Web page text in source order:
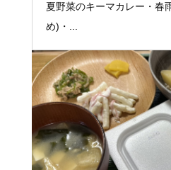
夏野菜のキーマカレー・春
め)・...